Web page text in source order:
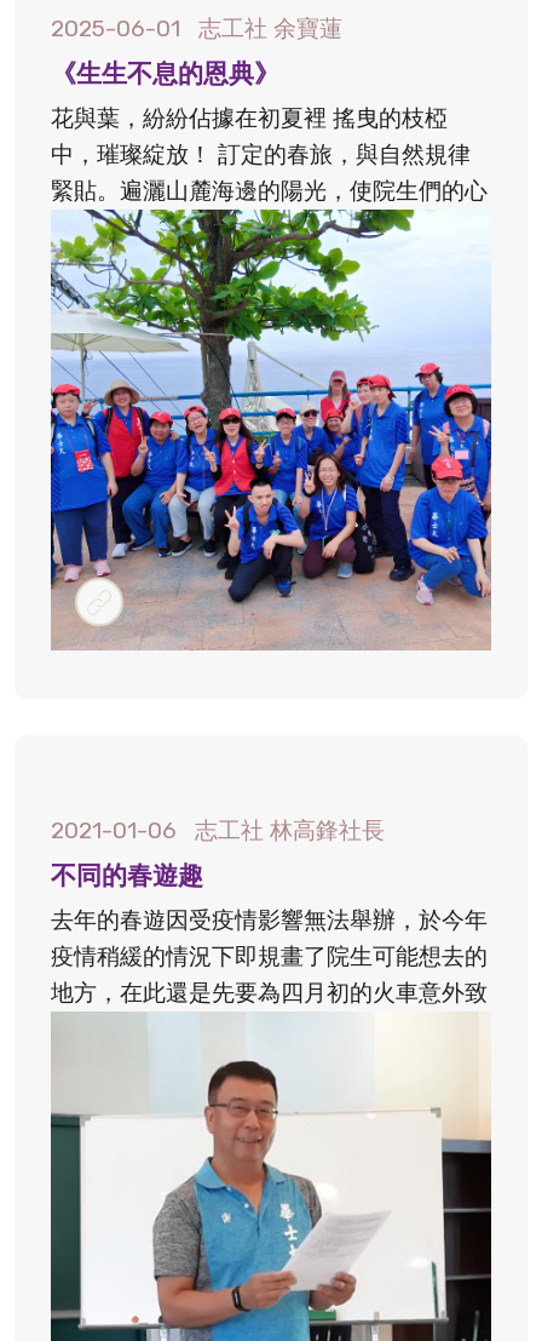
2025-06-01 志工社 余寶蓮
《生生不息的恩典》
花與葉，紛紛佔據在初夏裡 搖曳的枝椏
中，璀璨綻放！ 訂定的春旅，與自然規律
緊貼。遍灑山麓海邊的陽光，使院生們的心
田愉悅地蠢蠢欲動，不停發酵！
2021-01-06 志工社 林高鋒社長
不同的春遊趣
去年的春遊因受疫情影響無法舉辦，於今年
疫情稍緩的情況下即規畫了院生可能想去的
地方，在此還是先要為四月初的火車意外致